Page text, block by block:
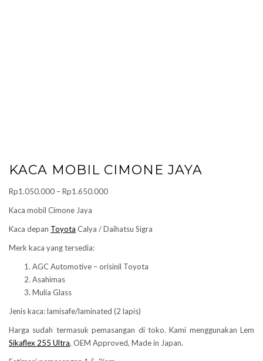
KACA MOBIL CIMONE JAYA
Rp1.050.000 –Rp1.650.000Price
through
Kaca mobil Cimone Jaya
Kaca depan Toyota Calya / Daihatsu Sigra
Merk kaca yang tersedia:
AGC Automotive – orisinil Toyota
Asahimas
Mulia Glass
Jenis kaca: lamisafe/laminated (2 lapis)
Harga sudah termasuk pemasangan di toko. Kami menggunakan Lem
Sikaflex 255 Ultra, OEM Approved, Made in Japan.